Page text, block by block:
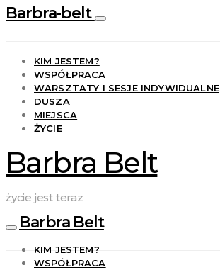
Barbra-belt
KIM JESTEM?
WSPÓŁPRACA
WARSZTATY I SESJE INDYWIDUALNE
DUSZA
MIEJSCA
ŻYCIE
Barbra Belt
życie jest teraz
Barbra Belt
KIM JESTEM?
WSPÓŁPRACA